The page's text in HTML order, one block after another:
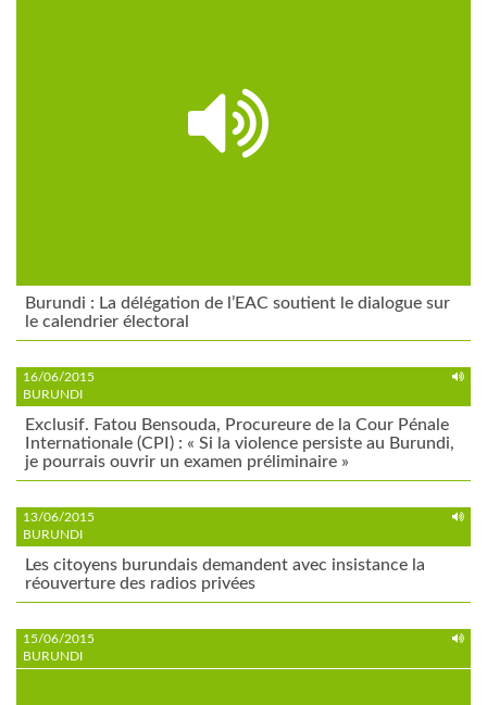
Burundi : La délégation de l’EAC soutient le dialogue sur
le calendrier électoral
16/06/2015
BURUNDI
Exclusif. Fatou Bensouda, Procureure de la Cour Pénale
Internationale (CPI) : « Si la violence persiste au Burundi,
je pourrais ouvrir un examen préliminaire »
13/06/2015
BURUNDI
Les citoyens burundais demandent avec insistance la
réouverture des radios privées
15/06/2015
BURUNDI